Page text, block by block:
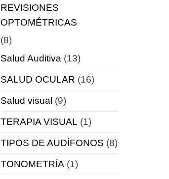
REVISIONES
OPTOMÉTRICAS
(8)
Salud Auditiva (13)
SALUD OCULAR (16)
Salud visual (9)
TERAPIA VISUAL (1)
TIPOS DE AUDÍFONOS (8)
TONOMETRÍA (1)